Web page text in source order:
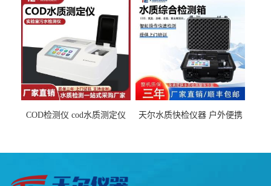
COD检测仪 cod水质测定仪
天尔水质快检仪器 户外便携